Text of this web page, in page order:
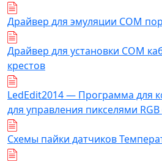
Драйвер для эмуляции COM
Драйвер для установки COM
крестов
LedEdit2014 — Программа для
для управления пикселями
Схемы пайки датчиков